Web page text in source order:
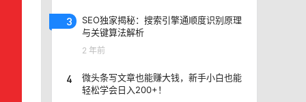
3
SEO独家揭秘：搜索引擎通顺度识别原理
与关键算法解析
2 年前
4
微头条写文章也能赚大钱，新手小白也能
轻松学会日入200+！